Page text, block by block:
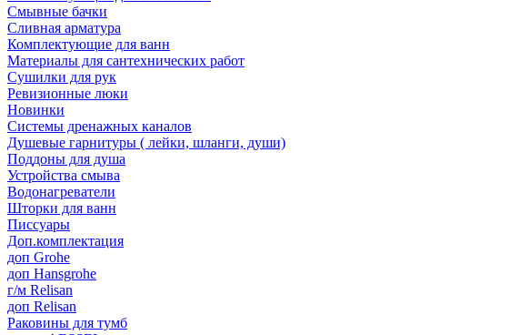
Смывные бачки
Сливная арматура
Комплектующие для ванн
Материалы для сантехнических работ
Сушилки для рук
Ревизионные люки
Новинки
Системы дренажных каналов
Душевые гарнитуры ( лейки, шланги, души)
Поддоны для душа
Устройства смыва
Водонагреватели
Шторки для ванн
Писсуары
Доп.комплектация
доп Grohe
доп Hansgrohe
г/м Relisan
доп Relisan
Раковины для тумб